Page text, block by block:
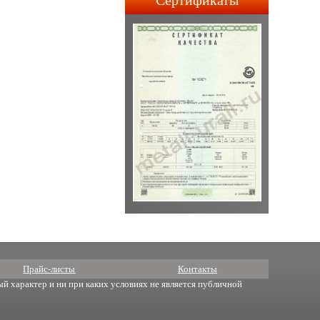
строительства АПЛ 4-го и
5-го поколений.
Прайс-листы Контакты
характер и ни при каких условиях не является публичной